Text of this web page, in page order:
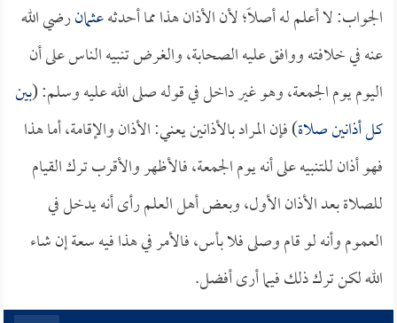
الجواب: لا أعلم له أصلاً؛ لأن الأذان هذا مما أحدثهعثمانرضي الله
عنه في خلافته ووافق عليه الصحابة، والغرض تنبيه الناس على أن
اليوم يوم الجمعة، وهو غير داخل في قوله صلى الله عليه وسلم: (بين
كل أذانين صلاة) فإن المراد بالأذانين يعني: الأذان والإقامة، أما هذا
فهو أذان للتنبيه على أنه يوم الجمعة، فالأظهر والأقرب ترك القيام
للصلاة بعد الأذان الأول، وبعض أهل العلم رأى أنه يدخل في
العموم وأنه لو قام وصلى فلا بأس، فالأمر في هذا فيه سعة إن شاء
الله لكن ترك ذلك فيما أرى أفضل.